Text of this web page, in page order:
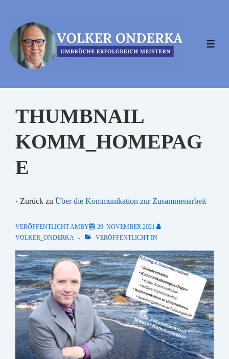
Inhalt
THUMBNAIL
KOMM_HOMEPAG
E
‹ Zurück zu Über die Kommunikation zur Zusammenarbeit
VERÖFFENTLICHT AMBY
29. NOVEMBER 2021
VOLKER_ONDERKA
VERÖFFENTLICHT IN